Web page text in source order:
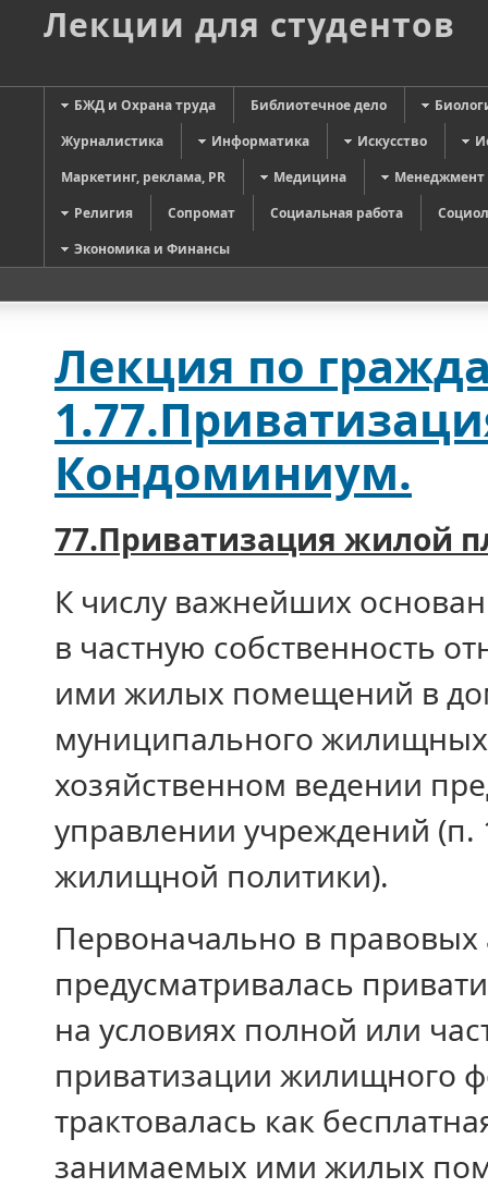
Лекции для студентов
БЖД и Охрана труда Библиотечное дело
Журналистика
Информатика Искусство
Маркетинг, реклама, PR
Медицина
Менеджмент
Религия
Сопромат Социальная работа
Экономика и Финансы
Лекция по
Кондоминиум.
77.Приватизация жилой
К числу важнейших
в частную собственность
ими жилых помещений в
муниципального
хозяйственном ведении
управлении учреждений (п.
жилищной политики).
Первоначально в правовых
предусматривалась
на условиях полной или
приватизации жилищного
трактовалась как
занимаемых ими жилых